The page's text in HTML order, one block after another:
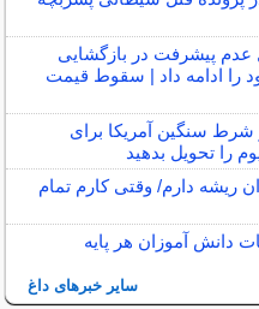
عدم پیشرفت در بازگشایی
را ادامه داد | سقوط قیمت
شرط سنگین آمریکا برای
ریشه دارم/ وقتی کارم تمام
دانش آموزان هر پایه
سایر خبرهای داغ